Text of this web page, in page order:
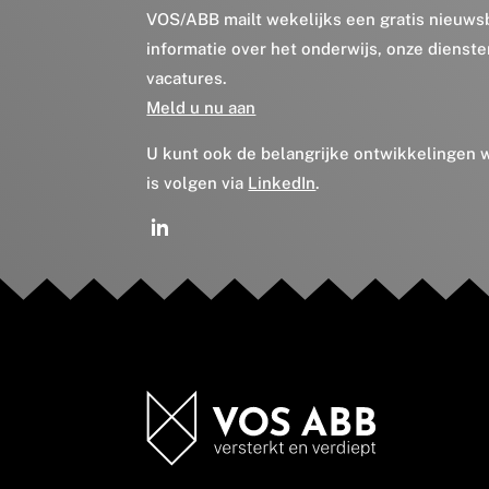
VOS/ABB mailt wekelijks een gratis
informatie over het onderwijs, onze
vacatures.
Meld u nu aan
U kunt ook de belangrijke ontwikkelingen
is volgen via LinkedIn.